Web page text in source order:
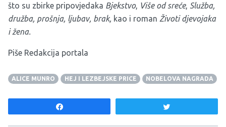
što su zbirke pripovjedaka Bjekstvo, Više od sreće, Služba,
družba, prošnja, ljubav, brak, kao i roman Životi djevojaka
i žena.
Piše Redakcija portala
ALICE MUNRO HEJ I LEZBEJSKE PRICE NOBELOVA NAGRADA